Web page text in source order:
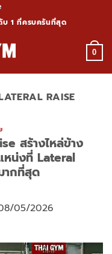
บ 1 ที่ครบครันที่สุด
0
RAISE
สร้างไหล่ข้าง
หน่งที่ Lateral
กที่สุด
05/2026